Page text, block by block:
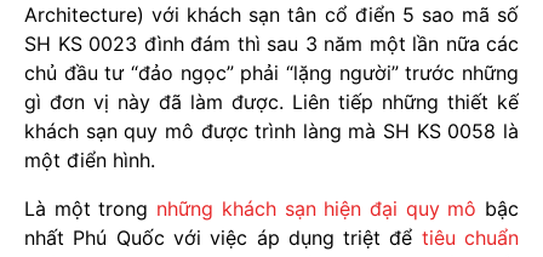
Architecture) với khách sạn tân cổ điển 5 sao mã số
SH KS 0023 đình đám thì sau 3 năm một lần nữa các
chủ đầu tư “đảo ngọc” phải “lặng người” trước những
gì đơn vị này đã làm được. Liên tiếp những thiết kế
khách sạn quy mô được trình làng mà SH KS 0058 là
một điển hình.
Là một trong những khách sạn hiện đại quy mô bậc
nhất Phú Quốc với việc áp dụng triệt để tiêu chuẩn